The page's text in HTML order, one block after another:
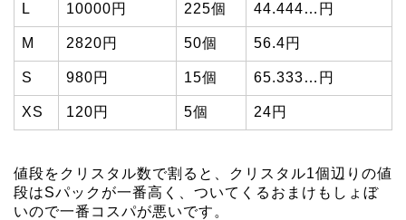
L 10000円 225個 44.444…円
M 2820円 50個 56.4円
S 980円 15個 65.333…円
XS 120円 5個 24円
値段をクリスタル数で割ると、クリスタル1個辺りの値
段はSパックが一番高く、ついてくるおまけもしょぼ
いので一番コスパが悪いです。